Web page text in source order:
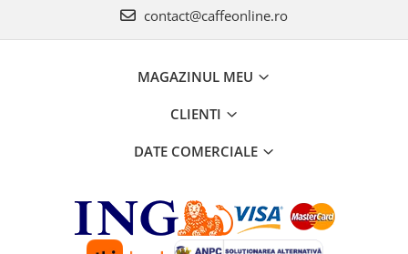
contact@caffeonline.ro
MAGAZINUL MEU
CLIENTI
DATE COMERCIALE